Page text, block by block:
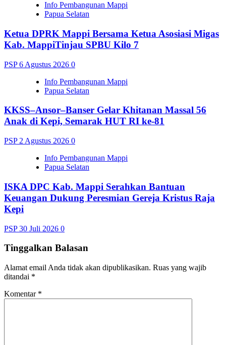
Info Pembangunan Mappi
Papua Selatan
Ketua DPRK Mappi Bersama Ketua Asosiasi Migas
Kab. MappiTinjau SPBU Kilo 7
PSP6 Agustus 2026 0
Info Pembangunan Mappi
Papua Selatan
KKSS–Ansor–Banser Gelar Khitanan Massal 56
Anak di Kepi, Semarak HUT RI ke-81
PSP 2 Agustus 2026 0
Info Pembangunan Mappi
Papua Selatan
ISKA DPC Kab. Mappi Serahkan Bantuan
Keuangan Dukung Peresmian Gereja Kristus Raja
Kepi
PSP30 Juli 2026 0
Tinggalkan Balasan
Alamat email Anda tidak akan dipublikasikan. Ruas yang wajib
ditandai *
Komentar *